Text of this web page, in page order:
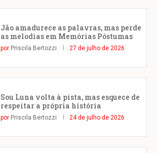
Jão amadurece as palavras, mas perde
as melodias em Memórias Póstumas
por Priscila Bertozzi 27 de julho de 2026
Sou Luna volta à pista, mas esquece de
respeitar a própria história
por Priscila Bertozzi 24 de julho de 2026